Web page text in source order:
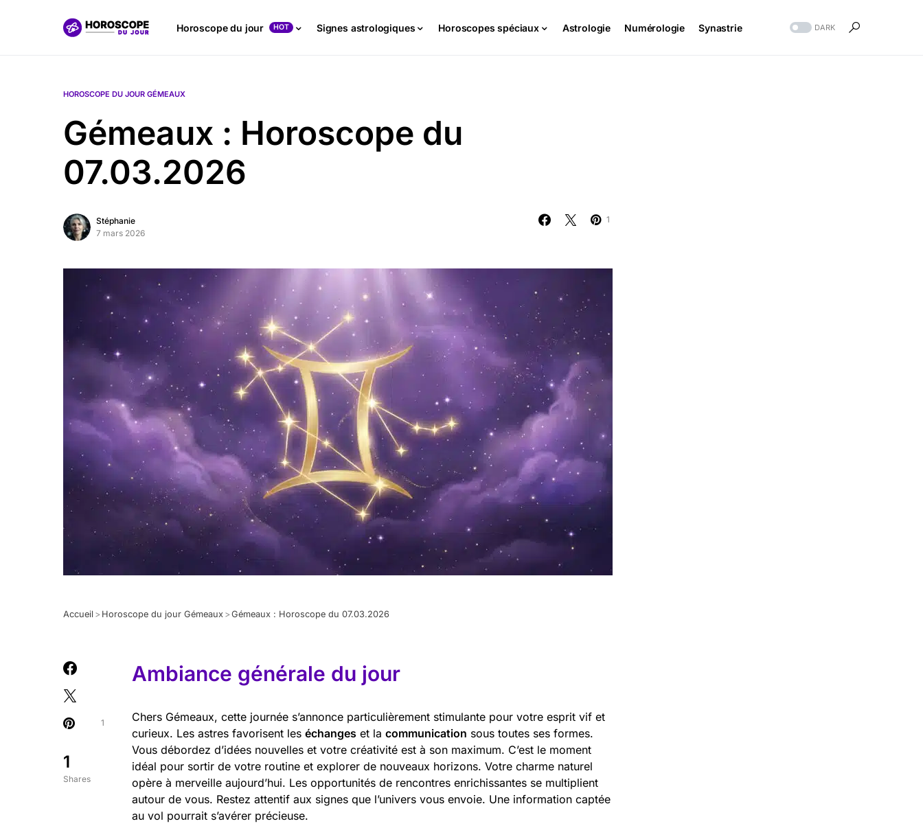
Horoscope du jour HOT Signes astrologiques Horoscopes spéciaux Astrologie Numérologie Synastrie DARK
HOROSCOPE DU JOUR GÉMEAUX
Gémeaux : Horoscope du
07.03.2026
Stéphanie
7 mars 2026
1
Accueil > Horoscope du jour Gémeaux >Gémeaux : Horoscope du 07.03.2026
1
Shares
1
Ambiance générale du jour
Chers Gémeaux, cette journée s’annonce particulièrement stimulante pour votre esprit vif et
curieux. Les astres favorisent les échanges et la communication sous toutes ses formes.
Vous débordez d’idées nouvelles et votre créativité est à son maximum. C’est le moment
idéal pour sortir de votre routine et explorer de nouveaux horizons. Votre charme naturel
opère à merveille aujourd’hui. Les opportunités de rencontres enrichissantes se multiplient
autour de vous. Restez attentif aux signes que l’univers vous envoie. Une information captée
au vol pourrait s’avérer précieuse.